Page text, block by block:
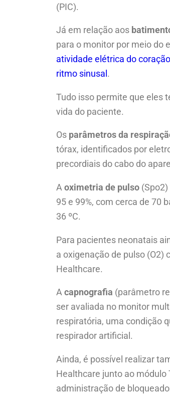
(PIC).
Já em relação aos
para o monitor por meio do
atividade elétrica do coração
ritmo sinusal .
Tudo isso permite que eles
vida do paciente.
Os parâmetros da
tórax, identificados por
precordiais do cabo do
A oximetria de pulso
95 e 99%, com cerca de 70
36 ºC.
Para pacientes neonatais
a oxigenação de pulso (O2)
Healthcare.
A capnografia (parâmetro
ser avaliada no monitor
respiratória, uma condição
respirador artificial.
Ainda, é possível realizar
Healthcare junto ao módulo
administração de